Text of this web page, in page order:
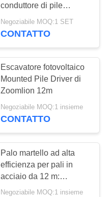
conduttore di pile
fotovoltaiche per
escavatori pesanti da
Negoziabile MOQ:1 SET
CONTATTO
Escavatore fotovoltaico
Mounted Pile Driver di
Zoomlion 12m
Negoziabile MOQ:1 insieme
CONTATTO
Palo martello ad alta
efficienza per pali in
acciaio da 12 m:
Speciale battipalo solare
Negoziabile MOQ:1 insieme